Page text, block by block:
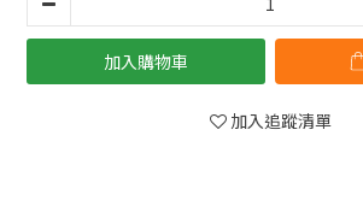
加入購物車
加入追蹤清單